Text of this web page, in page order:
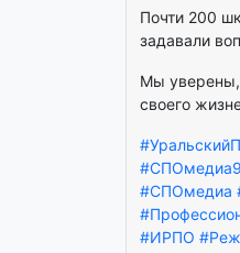
Почти 200
задавали
Мы уверены,
своего
#СПОмедиа
#ИРПО